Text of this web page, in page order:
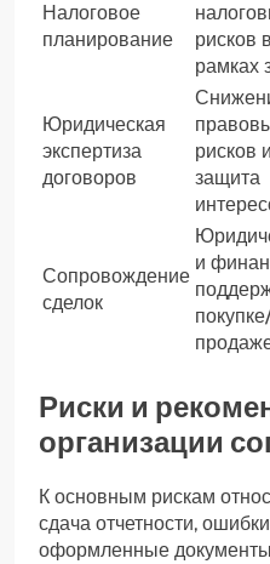
Налоговое
планирование
рисков в
рамках
Юридическая
экспертиза
договоров
рисков и
защита
Сопровождение
сделок
и
покупке/
Риски и
организации
К основным рискам
сдача отчетности,
оформленные